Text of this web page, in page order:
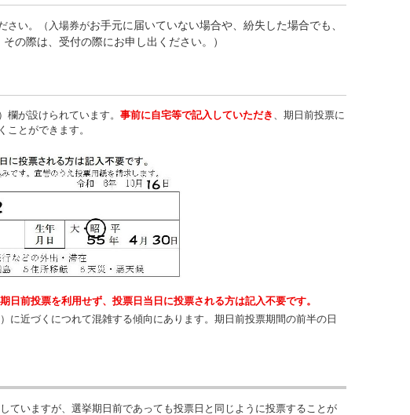
さい。（入場券がお手元に届いていない場合や、紛失した場合でも、
の際は、受付の際にお申し出ください。）
が設けられています。 事前に自宅等で記入していただき 、期日前投票に
ことができます。
期日前投票を利用せず、投票日当日に投票される方は記入不要です。
に近づくにつれて混雑する傾向にあります。期日前投票期間の前半の日
ていますが、選挙期日前であっても投票日と同じように投票することが